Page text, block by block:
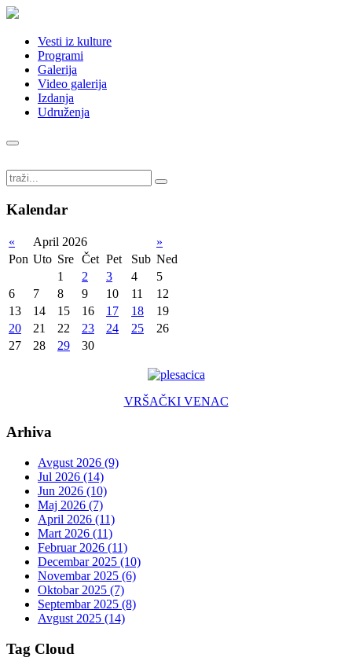
Vesti iz kulture
Programi
Galerija
Video galerija
Izdanja
Udruženja
Kalendar
« April 2026
»
Pon Uto Sre Čet Pet Sub Ned
1
2 3 4
5
6
7 8 9 10 11
12
13
14 15 16 17 18
19
20
21 22 23 24 25
26
27
28 29 30
VRŠAČKI VENAC
Arhiva
Avgust 2026 (9)
Jul 2026 (14)
Jun 2026 (10)
Maj 2026 (7)
April 2026 (11)
Mart 2026 (11)
Februar 2026 (11)
Decembar 2025 (10)
Novembar 2025 (6)
Oktobar 2025 (7)
Septembar 2025 (8)
Avgust 2025 (14)
Tag Cloud